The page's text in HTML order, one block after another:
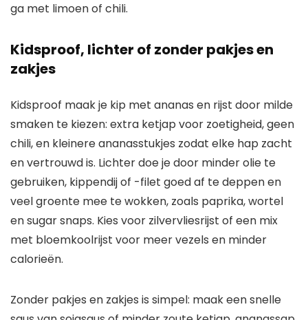
ga met limoen of chili.
Kidsproof, lichter of zonder pakjes en
zakjes
Kidsproof maak je kip met ananas en rijst door milde
smaken te kiezen: extra ketjap voor zoetigheid, geen
chili, en kleinere ananasstukjes zodat elke hap zacht
en vertrouwd is. Lichter doe je door minder olie te
gebruiken, kippendij of -filet goed af te deppen en
veel groente mee te wokken, zoals paprika, wortel
en sugar snaps. Kies voor zilvervliesrijst of een mix
met bloemkoolrijst voor meer vezels en minder
calorieën.
Zonder pakjes en zakjes is simpel: maak een snelle